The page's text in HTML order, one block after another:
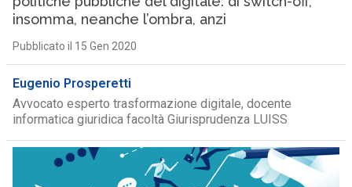
insomma, neanche l’ombra, anzi
Pubblicato il 15 Gen 2020
Eugenio Prosperetti
Avvocato esperto trasformazione digitale, docente
informatica giuridica facoltà Giurisprudenza LUISS